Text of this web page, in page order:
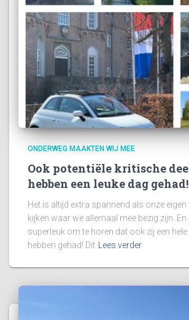
ONDERWEG MAAKTEN WIJ MEE
Ook potentiële kritische
hebben een leuke dag gehad!
Het is altijd extra spannend als onze eigen
kijken waar we allemaal mee bezig zijn.
superleuk om te horen dat ook zij een hele
hebben gehad! Dit Lees verder